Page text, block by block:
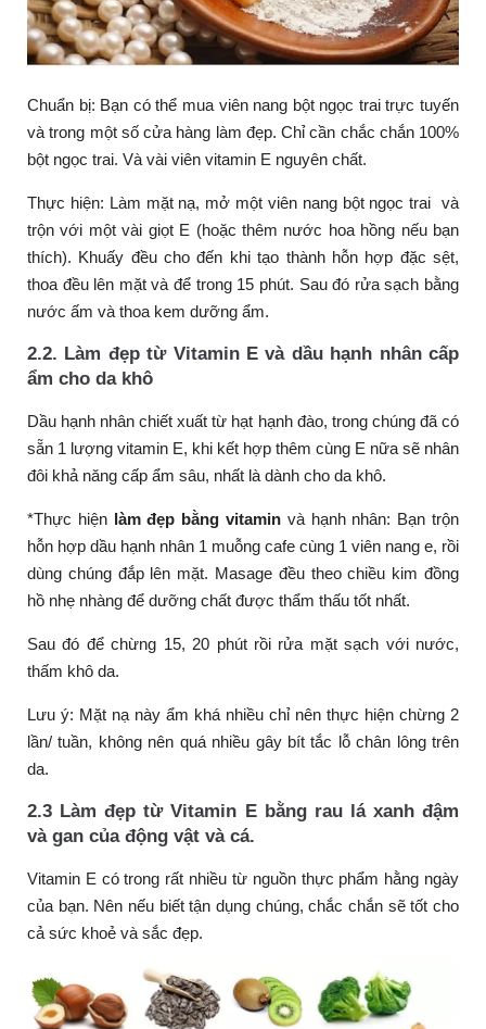
Chuẩn bị: Bạn có thể mua viên nang bột ngọc trai trực tuyến
và trong một số cửa hàng làm đẹp. Chỉ cần chắc chắn 100%
bột ngọc trai. Và vài viên vitamin E nguyên chất.
Thực hiện: Làm mặt nạ, mở một viên nang bột ngọc trai và
trộn với một vài giọt E (hoặc thêm nước hoa hồng nếu bạn
thích). Khuấy đều cho đến khi tạo thành hỗn hợp đặc sệt,
thoa đều lên mặt và để trong 15 phút. Sau đó rửa sạch bằng
nước ấm và thoa kem dưỡng ẩm.
2.2. Làm đẹp từ Vitamin E và dầu hạnh nhân cấp
ẩm cho da khô
Dầu hạnh nhân chiết xuất từ hạt hạnh đào, trong chúng đã có
sẵn 1 lượng vitamin E, khi kết hợp thêm cùng E nữa sẽ nhân
đôi khả năng cấp ẩm sâu, nhất là dành cho da khô.
*Thực hiện làm đẹp bằng vitamin và hạnh nhân: Bạn trộn
hỗn hợp dầu hạnh nhân 1 muỗng cafe cùng 1 viên nang e, rồi
dùng chúng đắp lên mặt. Masage đều theo chiều kim đồng
hồ nhẹ nhàng để dưỡng chất được thẩm thấu tốt nhất.
Sau đó để chừng 15, 20 phút rồi rửa mặt sạch với nước,
thấm khô da.
Lưu ý: Mặt nạ này ẩm khá nhiều chỉ nên thực hiện chừng 2
lần/ tuần, không nên quá nhiều gây bít tắc lỗ chân lông trên
da.
2.3 Làm đẹp từ Vitamin E bằng rau lá xanh đậm
và gan của động vật và cá.
Vitamin E có trong rất nhiều từ nguồn thực phẩm hằng ngày
của bạn. Nên nếu biết tận dụng chúng, chắc chắn sẽ tốt cho
cả sức khoẻ và sắc đẹp.